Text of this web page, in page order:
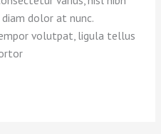
dolor at nunc.
volutpat, ligula tellus